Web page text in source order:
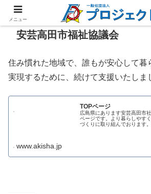
安芸高田市福祉協議会
住み慣れた地域で、誰もが安心して暮
実現するために、続けて支援いたしま
TOPページ
広島県にあります安芸高田市
ページです。より暮らしやす
づくりに取り組んでおります。
www.akisha.jp
メニュー